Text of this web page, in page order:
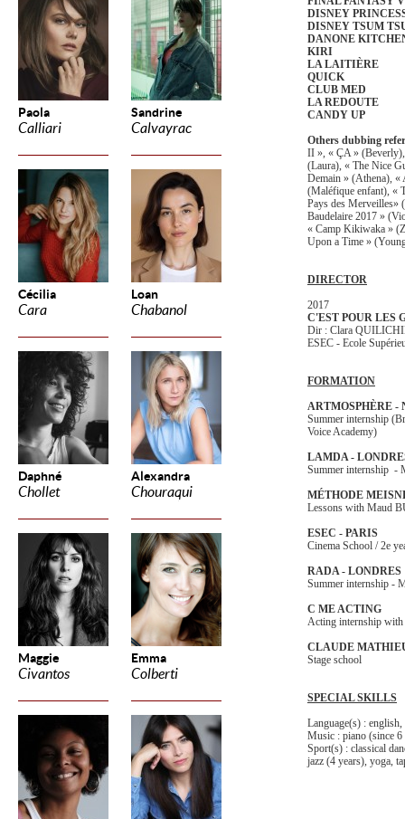
Paola
Calliari
Sandrine
Calvayrac
Cécilia
Cara
Loan
Chabanol
Daphné
Chollet
Alexandra
Chouraqui
Maggie
Civantos
Emma
Colberti
DISNEY
DISNEY TSUM
DANONE
KIRI
LA LAITIÈRE
QUICK
CLUB MED
LA REDOUTE
CANDY UP
Others dubbing
II », « ÇA »
(Laura), « The Nice
Demain » (Athena),
(Maléfique enfant), «
Pays des Merveilles»
Baudelaire 2017 »
« Camp Kikiwaka »
Upon a Time »
DIRECTOR
2017
C'EST POUR LES
Dir : Clara
ESEC - Ecole
FORMATION
ARTMOSPHÈRE -
Summer internship
Voice Academy)
LAMDA -
Summer internship -
MÉTHODE
Lessons with Maud
ESEC - PARIS
Cinema School / 2e
RADA - LONDRES
Summer internship -
C ME ACTING
Acting internship
CLAUDE
Stage school
SPECIAL SKILLS
Language(s) :
Music : piano (since
Sport(s) : classical
jazz (4 years), yoga,